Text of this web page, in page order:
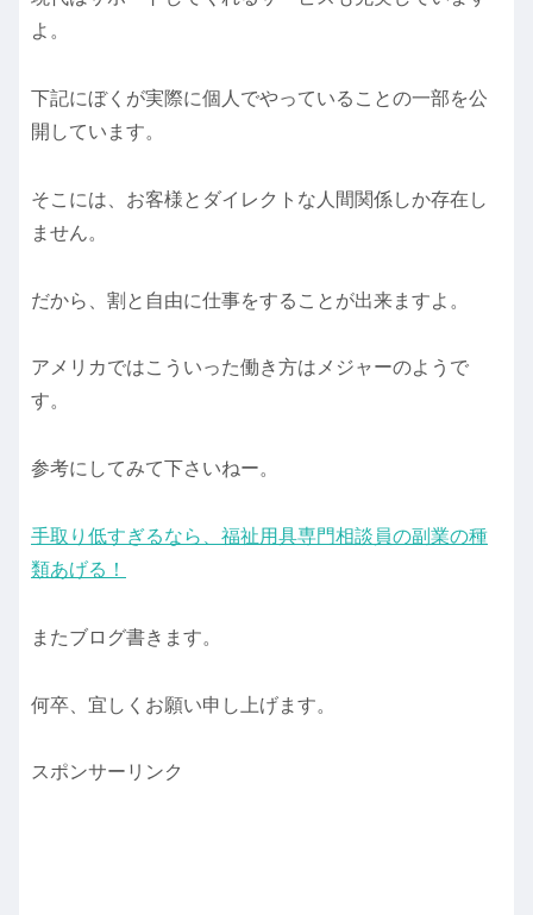
よ。
下記にぼくが実際に個人でやっていることの一部を公
開しています。
そこには、お客様とダイレクトな人間関係しか存在し
ません。
だから、割と自由に仕事をすることが出来ますよ。
アメリカではこういった働き方はメジャーのようで
す。
参考にしてみて下さいねー。
手取り低すぎるなら、福祉用具専門相談員の副業の種
類あげる！
またブログ書きます。
何卒、宜しくお願い申し上げます。
スポンサーリンク